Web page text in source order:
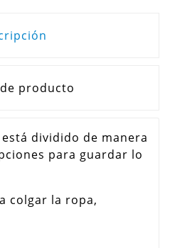
producto
dividido de manera
para guardar lo
colgar la ropa,